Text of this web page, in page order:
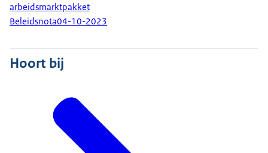
arbeidsmarktpakket
Beleidsnota04-10-2023
Hoort bij